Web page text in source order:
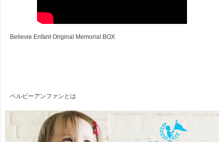
Bellevie Enfant Original Memorial BOX
ベルビーアンファンとは